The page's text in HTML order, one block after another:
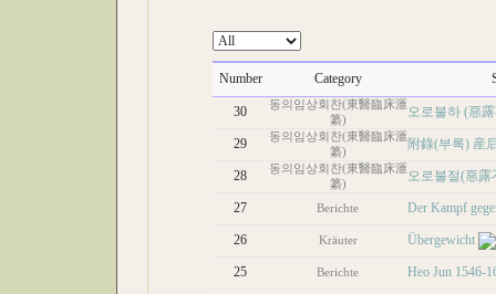
Number Category
30
동의임상회찬(東醫臨床滙
纂)
오로불하 (惡
29
동의임상회찬(東醫臨床滙
纂)
附錄(부록) 産
28
동의임상회찬(東醫臨床滙
纂)
오로불절(惡露
27 Berichte Der Kampf
26 Kräuter Übergewicht
25 Berichte Heo Jun 1546-